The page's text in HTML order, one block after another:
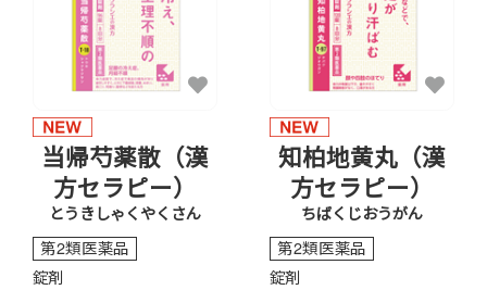
当帰芍薬散（漢
方セラピー）
とうきしゃくやくさん
第2類医薬品
錠剤
知柏地黄丸（漢
方セラピー）
ちばくじおうがん
第2類医薬品
錠剤